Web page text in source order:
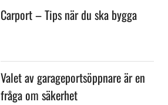
Carport – Tips när du ska bygga
Valet av garageportsöppnare är en
fråga om säkerhet